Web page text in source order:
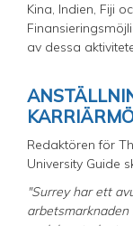
Kina, Indien, Fiji
av dessa
Redaktören för
University Guide
"Surrey har ett